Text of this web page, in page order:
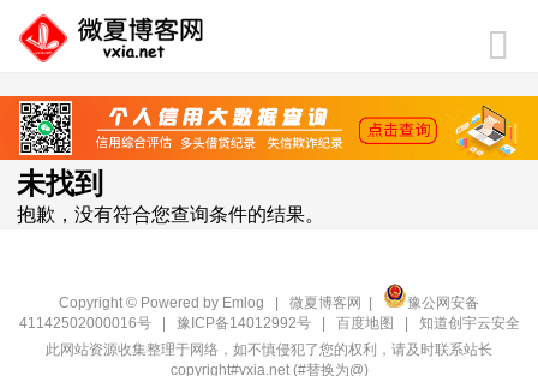
未找到
抱歉，没有符合您查询条件的结果。
Copyright © Powered by Emlog 微夏博客网
豫公网安备
41142502000016号| 豫ICP备14012992号 百度地图
知道创宇云安全
此网站资源收集整理于网络，如不慎侵犯了您的权利，请及时联系站长
copyright#vxia.net (#替换为@)‍